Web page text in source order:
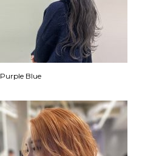
Purple Blue